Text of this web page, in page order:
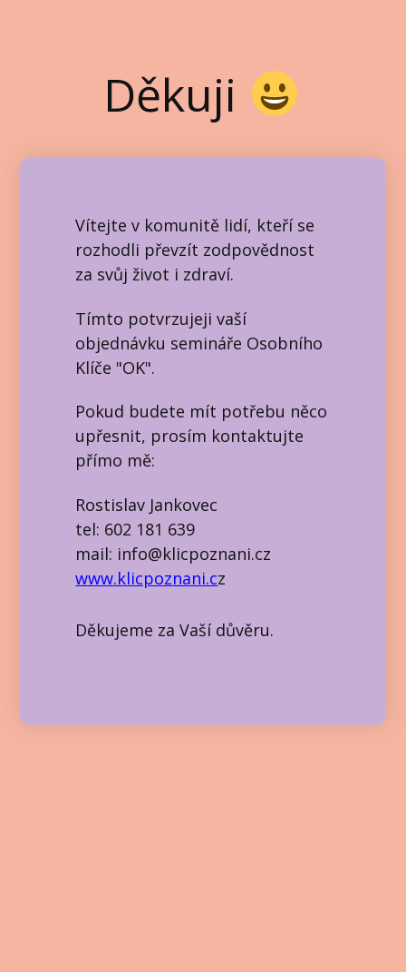
Děkuji
Vítejte v komunitě lidí, kteří se
rozhodli převzít zodpovědnost
za svůj život i zdraví.
Tímto potvrzujeji vaší
objednávku semináře Osobního
Klíče "OK".
Pokud budete mít potřebu něco
upřesnit, prosím kontaktujte
přímo mě:
Rostislav Jankovec
tel: 602 181 639
mail: info@klicpoznani.cz
www.klicpoznani.cz
Děkujeme za Vaší důvěru.